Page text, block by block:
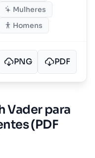
Mulheres
Homens
PNG PDF
Vader para
(PDF